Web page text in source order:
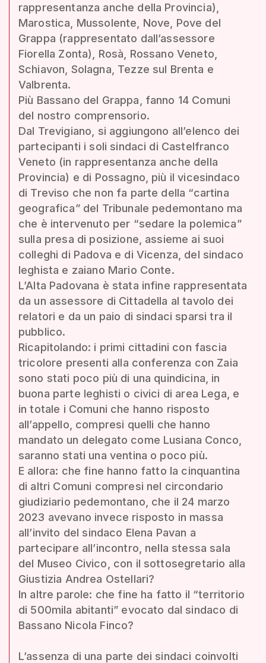
rappresentanza anche della Provincia),
Marostica, Mussolente, Nove, Pove del
Grappa (rappresentato dall’assessore
Fiorella Zonta), Rosà, Rossano Veneto,
Schiavon, Solagna, Tezze sul Brenta e
Valbrenta.
Più Bassano del Grappa, fanno 14 Comuni
del nostro comprensorio.
Dal Trevigiano, si aggiungono all’elenco dei
partecipanti i soli sindaci di Castelfranco
Veneto (in rappresentanza anche della
Provincia) e di Possagno, più il vicesindaco
di Treviso che non fa parte della “cartina
geografica” del Tribunale pedemontano ma
che è intervenuto per “sedare la polemica”
sulla presa di posizione, assieme ai suoi
colleghi di Padova e di Vicenza, del sindaco
leghista e zaiano Mario Conte.
L’Alta Padovana è stata infine rappresentata
da un assessore di Cittadella al tavolo dei
relatori e da un paio di sindaci sparsi tra il
pubblico.
Ricapitolando: i primi cittadini con fascia
tricolore presenti alla conferenza con Zaia
sono stati poco più di una quindicina, in
buona parte leghisti o civici di area Lega, e
in totale i Comuni che hanno risposto
all’appello, compresi quelli che hanno
mandato un delegato come Lusiana Conco,
saranno stati una ventina o poco più.
E allora: che fine hanno fatto la cinquantina
di altri Comuni compresi nel circondario
giudiziario pedemontano, che il 24 marzo
2023 avevano invece risposto in massa
all’invito del sindaco Elena Pavan a
partecipare all’incontro, nella stessa sala
del Museo Civico, con il sottosegretario alla
Giustizia Andrea Ostellari?
In altre parole: che fine ha fatto il “territorio
di 500mila abitanti” evocato dal sindaco di
Bassano Nicola Finco?
L’assenza di una parte dei sindaci coinvolti